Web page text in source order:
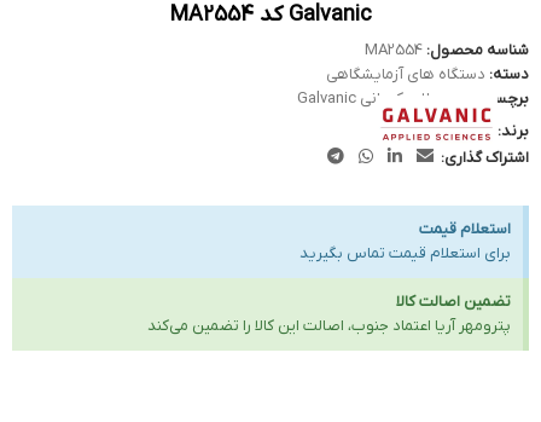
Galvanic کد MA2554
شناسه محصول: MA2554
دسته: دستگاه های آزمایشگاهی
برچسب:
محصولات کمپانی Galvanic
برند:
اشتراک گذاری:
استعلام قیمت
برای استعلام قیمت تماس بگیرید
تضمین اصالت کالا
پترومهر آریا اعتماد جنوب، اصالت این کالا را تضمین می‌کند